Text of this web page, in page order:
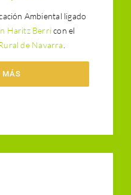
Ambiental ligado
Haritz Berricon el
de Navarra
MÁS